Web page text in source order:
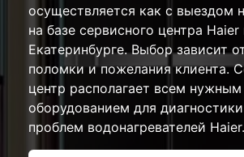
осуществляется как с выездом
на базе сервисного центра Haier
Екатеринбурге. Выбор зависит
поломки и пожелания клиента.
центр располагает всем нужным
оборудованием для
проблем водонагревателей Haier.